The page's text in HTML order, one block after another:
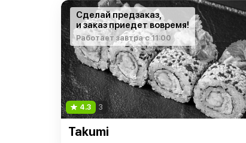
Сделай предзаказ,
и заказ приедет вовремя!
Работает завтра с 11:00
4.3 3
Takumi